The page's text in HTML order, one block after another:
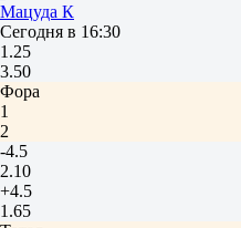
Мацуда К
Сегодня в 16:30
1.25
3.50
Фора
1
2
-4.5
2.10
+4.5
1.65